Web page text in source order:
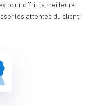
pour offrir la meilleure
les attentes du client.